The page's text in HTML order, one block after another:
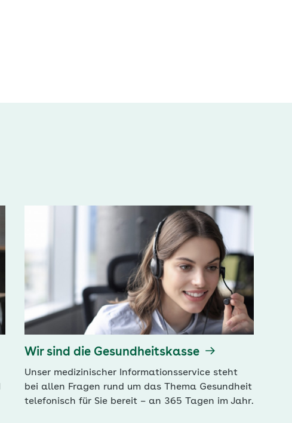
Wir sind die Gesundheitskasse
Unser medizinischer Informationsservice steht
bei allen Fragen rund um das Thema Gesundheit
telefonisch für Sie bereit – an 365 Tagen im Jahr.